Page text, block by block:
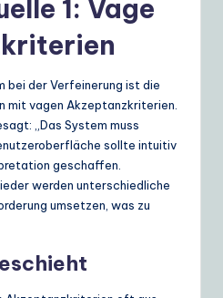
1: Vage
bei der Verfeinerung ist die
mit vagen Akzeptanzkriterien.
„Das System muss
sollte intuitiv
geschaffen.
werden unterschiedliche
umsetzen, was zu